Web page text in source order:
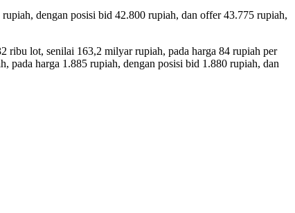
dengan posisi bid 42.800 rupiah, dan offer 43.775 rupiah,
ribu lot, senilai 163,2 milyar rupiah, pada harga 84 rupiah per
pada harga 1.885 rupiah, dengan posisi bid 1.880 rupiah, dan